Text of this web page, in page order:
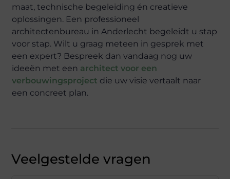
maat, technische begeleiding én creatieve
oplossingen. Een professioneel
architectenbureau in Anderlecht begeleidt u stap
voor stap. Wilt u graag meteen in gesprek met
een expert? Bespreek dan vandaag nog uw
ideeën met een architect voor een
verbouwingsproject die uw visie vertaalt naar
een concreet plan.
Veelgestelde vragen